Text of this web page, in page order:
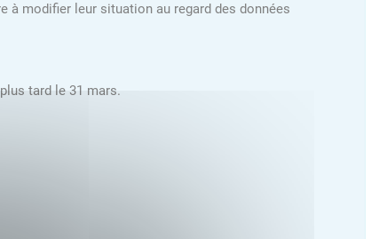
à modifier leur situation au regard des données
tard le 31 mars.